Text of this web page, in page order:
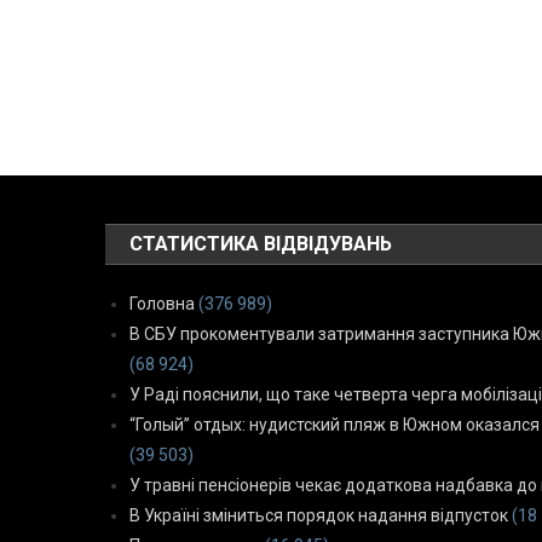
СТАТИСТИКА ВІДВІДУВАНЬ
Головна (376 989)
В СБУ прокоментували затримання заступника
(68 924)
У Раді пояснили, що таке четверта черга
“Голый” отдых: нудистский пляж в Южном
(39 503)
У травні пенсіонерів чекає додаткова надбавка до
В Україні зміниться порядок надання відпусток (18